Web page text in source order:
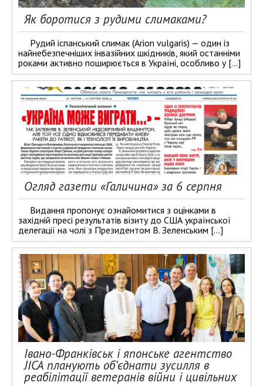
Як боротися з рудими слимаками?
Рудий іспанський слимак (Arion vulgaris) — один із
найнебезпечніших інвазійних шкідників, який останніми
роками активно поширюється в Україні, особливо у […]
Огляд газети «Галичина» за 6 серпня
Видання пропонує ознайомитися з оцінками в
західній пресі результатів візиту до США української
делегації на чолі з Президентом В. Зеленським […]
Івано-Франківськ і японське агентство
JICA планують об’єднати зусилля в
реабілітації ветеранів війни і цивільних